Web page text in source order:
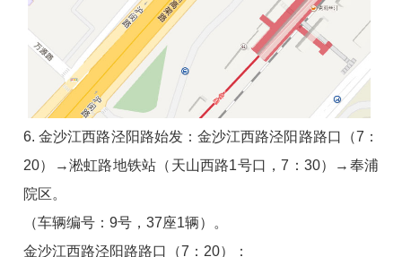
6. 金沙江西路泾阳路始发：金沙江西路泾阳路路口（7：
20）→淞虹路地铁站（天山西路1号口，7：30）→奉浦
院区。
（车辆编号：9号，37座1辆）。
金沙江西路泾阳路路口（7：20）：